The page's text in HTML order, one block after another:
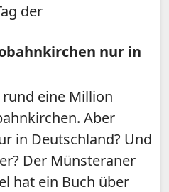
der
nur in
rund eine Million
Aber
in Deutschland? Und
Der Münsteraner
hat ein Buch über